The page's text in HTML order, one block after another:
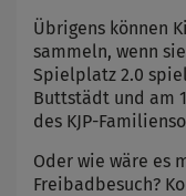
Übrigens können
sammeln, wenn
Spielplatz 2.0
Buttstädt und am
des KJP-
Oder wie wäre es
Freibadbesuch?